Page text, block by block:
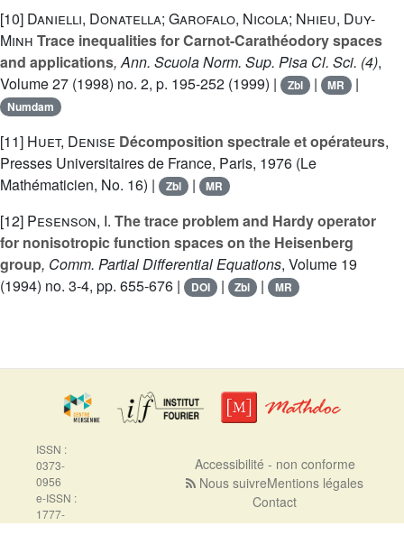
[10] Danielli, Donatella; Garofalo, Nicola; Nhieu, Duy-
Minh Trace inequalities for Carnot-Carathéodory spaces
and applications, Ann. Scuola Norm. Sup. Pisa Cl. Sci. (4),
Volume 27 (1998) no. 2, p. 195-252 (1999) | Zbl | MR |
Numdam
[11] Huet, Denise Décomposition spectrale et opérateurs,
Presses Universitaires de France, Paris, 1976 (Le
Mathématicien, No. 16) |
Zbl | MR
[12] Pesenson, I. The trace problem and Hardy operator
for nonisotropic function spaces on the Heisenberg
group, Comm. Partial Differential Equations, Volume 19
(1994) no. 3-4, pp. 655-676 |
DOI | Zbl | MR
ISSN :
0373-
0956
e-ISSN :
1777-
Accessibilité - non conforme
Nous suivreMentions légales
Contact